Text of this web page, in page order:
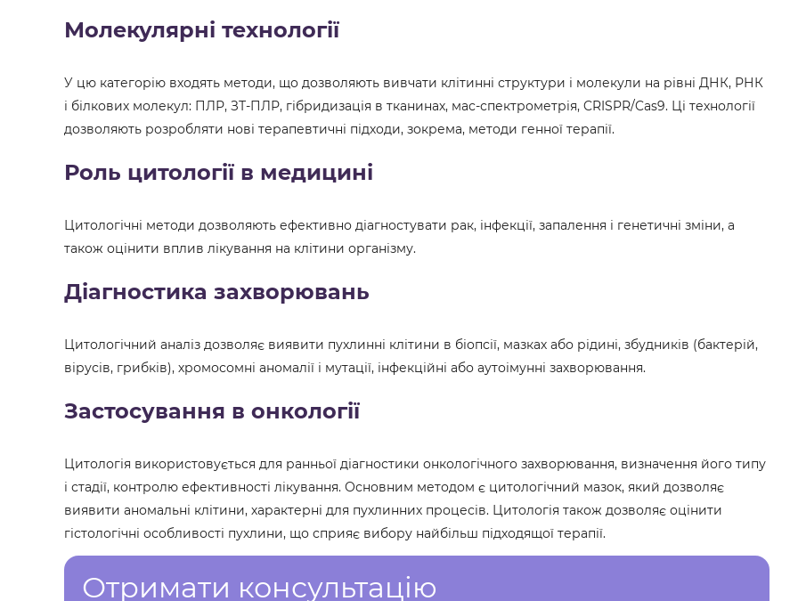
Молекулярні технології
У цю категорію входять методи, що дозволяють вивчати клітинні структури і молекули на рівні ДНК, РНК
і білкових молекул: ПЛР, ЗТ-ПЛР, гібридизація в тканинах, мас-спектрометрія, CRISPR/Cas9. Ці технології
дозволяють розробляти нові терапевтичні підходи, зокрема, методи генної терапії.
Роль цитології в медицині
Цитологічні методи дозволяють ефективно діагностувати рак, інфекції, запалення і генетичні зміни, а
також оцінити вплив лікування на клітини організму.
Діагностика захворювань
Цитологічний аналіз дозволяє виявити пухлинні клітини в біопсії, мазках або рідині, збудників (бактерій,
вірусів, грибків), хромосомні аномалії і мутації, інфекційні або аутоімунні захворювання.
Застосування в онкології
Цитологія використовується для ранньої діагностики онкологічного захворювання, визначення його типу
і стадії, контролю ефективності лікування. Основним методом є цитологічний мазок, який дозволяє
виявити аномальні клітини, характерні для пухлинних процесів. Цитологія також дозволяє оцінити
гістологічні особливості пухлини, що сприяє вибору найбільш підходящої терапії.
Отримати консультацію